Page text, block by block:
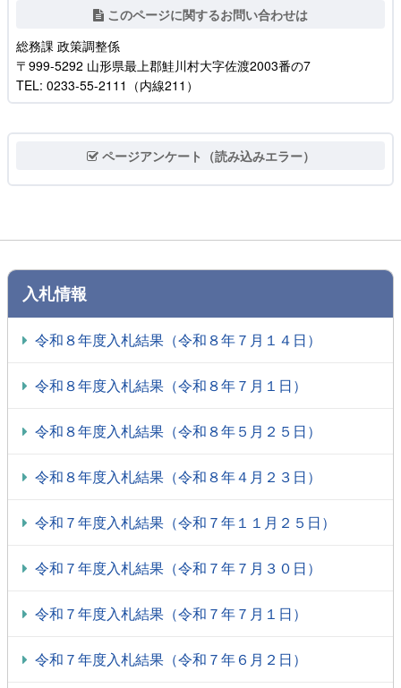
このページに関するお問い合わせは
総務課 政策調整係
〒999-5292 山形県最上郡鮭川村大字佐渡2003番の7
TEL: 0233-55-2111（内線211）
ページアンケート（読み込みエラー）
入札情報
令和８年度入札結果（令和８年７月１４日）
令和８年度入札結果（令和８年７月１日）
令和８年度入札結果（令和８年５月２５日）
令和８年度入札結果（令和８年４月２３日）
令和７年度入札結果（令和７年１１月２５日）
令和７年度入札結果（令和７年７月３０日）
令和７年度入札結果（令和７年７月１日）
令和７年度入札結果（令和７年６月２日）